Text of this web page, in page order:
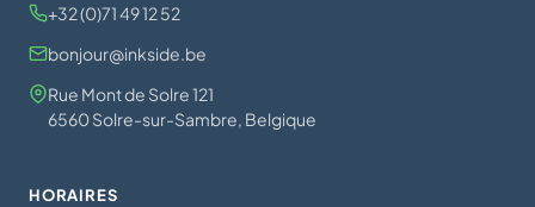
+32 (0)71 49 12 52
bonjour@inkside.be
Rue Mont de Solre 121
6560 Solre-sur-Sambre, Belgique
HORAIRES